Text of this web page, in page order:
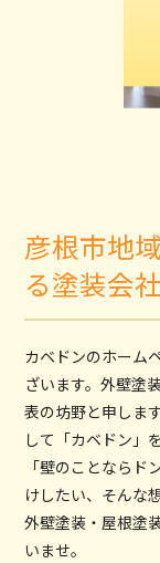
彦根市地
る塗装会社
カベドンのホーム
ざいます。外壁塗
表の坊野と申しま
して「カベドン」
「壁のことなら
けしたい、そんな
外壁塗装・屋根塗
いませ。